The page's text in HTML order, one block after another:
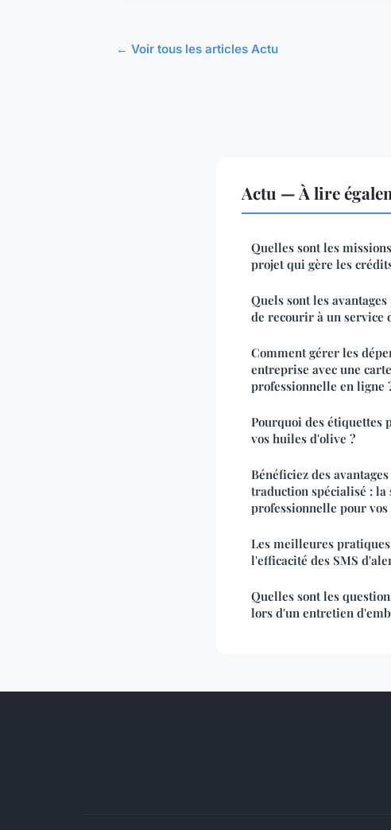
← Voir tous les articles Actu
Actu — À lire
Quelles sont les
projet qui gère les
Quels sont les
de recourir à un service
Comment gérer les
entreprise avec une
professionnelle en ligne
Pourquoi des étiquettes
vos huiles d'olive ?
Bénéficiez des
traduction spécialisé : la
professionnelle pour
Les meilleures
l'efficacité des SMS
Quelles sont les
lors d'un entretien